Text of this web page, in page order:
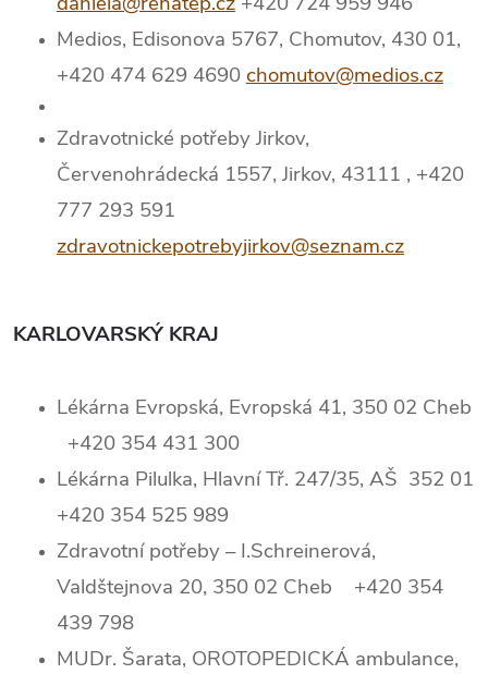
Medios, Edisonova 5767, Chomutov, 430 01,
+420 474 629 4690chomutov@medios.cz
Zdravotnické potřeby Jirkov,
Červenohrádecká 1557, Jirkov, 43111 , +420
777 293 591
zdravotnickepotrebyjirkov@seznam.cz
KARLOVARSKÝ KRAJ
Lékárna Evropská, Evropská 41, 350 02 Cheb
+420 354 431 300
Lékárna Pilulka, Hlavní Tř. 247/35, AŠ 352 01
+420 354 525 989
Zdravotní potřeby – I.Schreinerová,
Valdštejnova 20, 350 02 Cheb +420 354
439 798
MUDr. Šarata, OROTOPEDICKÁ ambulance,